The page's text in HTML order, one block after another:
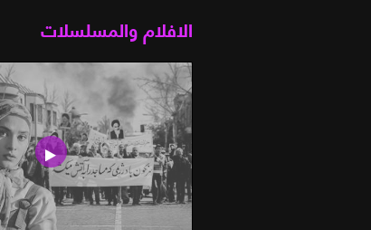
الافلام والمسلسلات